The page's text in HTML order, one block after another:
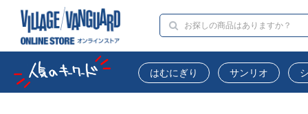
はむにぎり サンリオ